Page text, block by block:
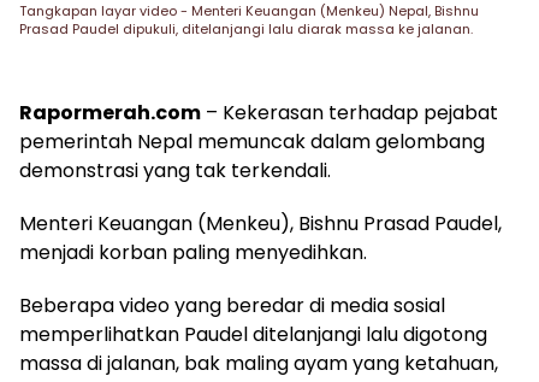
Tangkapan layar video - Menteri Keuangan (Menkeu) Nepal, Bishnu
Prasad Paudel dipukuli, ditelanjangi lalu diarak massa ke jalanan.
Rapormerah.com – Kekerasan terhadap pejabat
pemerintah Nepal memuncak dalam gelombang
demonstrasi yang tak terkendali.
Menteri Keuangan (Menkeu), Bishnu Prasad Paudel,
menjadi korban paling menyedihkan.
Beberapa video yang beredar di media sosial
memperlihatkan Paudel ditelanjangi lalu digotong
massa di jalanan, bak maling ayam yang ketahuan,